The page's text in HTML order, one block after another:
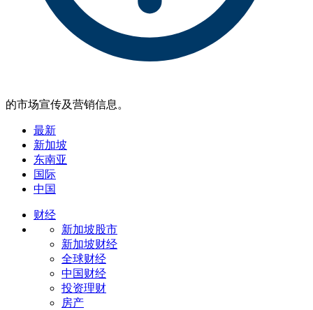
的市场宣传及营销信息。
最新
新加坡
东南亚
国际
中国
财经
新加坡股市
新加坡财经
全球财经
中国财经
投资理财
房产